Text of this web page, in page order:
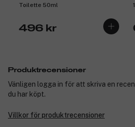
Toilette 50ml
496 kr
Produktrecensioner
Vänligen logga in för att skriva en
du har köpt.
Villkor för produktrecensioner